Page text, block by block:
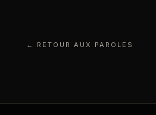
← RETOUR AUX PAROLES